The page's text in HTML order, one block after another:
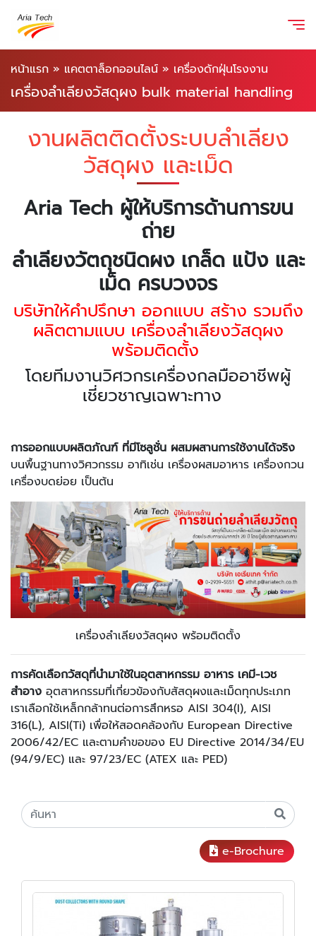
หน้าแรก » แคตตาล็อกออนไลน์ » เครื่องดักฝุ่นโรงงาน
เครื่องลำเลียงวัสดุผง bulk material handling
งานผลิตติดตั้งระบบลำเลียง
วัสดุผง และเม็ด
Aria Tech ผู้ให้บริการด้านการขน
ถ่าย
ลำเลียงวัตถุชนิดผง เกล็ด แป้ง และ
เม็ด ครบวงจร
บริษัทให้คำปรึกษา ออกแบบ สร้าง รวมถึง
ผลิตตามแบบ เครื่องลำเลียงวัสดุผง
พร้อมติดตั้ง
โดยทีมงานวิศวกรเครื่องกลมืออาชีพผู้
เชี่ยวชาญเฉพาะทาง
การออกแบบผลิตภัณฑ์ ที่มีโซลูชั่น ผสมผสานการใช้งานได้จริง
บนพื้นฐานทางวิศวกรรม อาทิเช่น เครื่องผสมอาหาร เครื่องกวน
เครื่องบดย่อย เป็นต้น
เครื่องลำเลียงวัสดุผง พร้อมติดตั้ง
การคัดเลือกวัสดุที่นำมาใช้ในอุตสาหกรรม อาหาร เคมี-เวช
สำอาง อุตสาหกรรมที่เกี่ยวข้องกับสัสดุผงและเม็ดทุกประเภท
เราเลือกใช้เหล็กกล้าทนต่อการสึกหรอ AISI 304(I), AISI
316(L), AISI(Ti) เพื่อให้สอดคล้องกับ European Directive
2006/42/EC และตามคำขอของ EU Directive 2014/34/EU
(94/9/EC) และ 97/23/EC (ATEX และ PED)
e-Brochure